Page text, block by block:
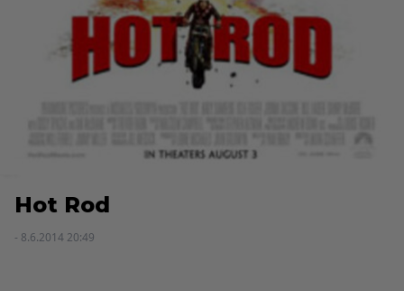
Hot Rod
- 8.6.2014 20:49